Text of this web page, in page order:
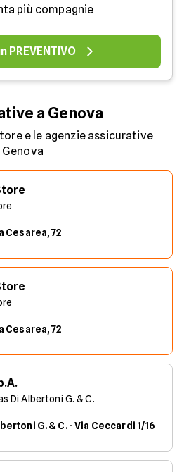
più compagnie
PREVENTIVO
a Genova
e le agenzie assicurative
Cesarea, 72
Cesarea, 72
Di Albertoni G. & C.
G. & C. - Via Ceccardi 1/16